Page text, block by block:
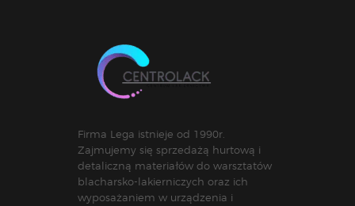
Firma Lega istnieje od 1990r.
Zajmujemy się sprzedażą hurtową i
detaliczną materiałów do warsztatów
blacharsko-lakierniczych oraz ich
wyposażaniem w urządzenia i